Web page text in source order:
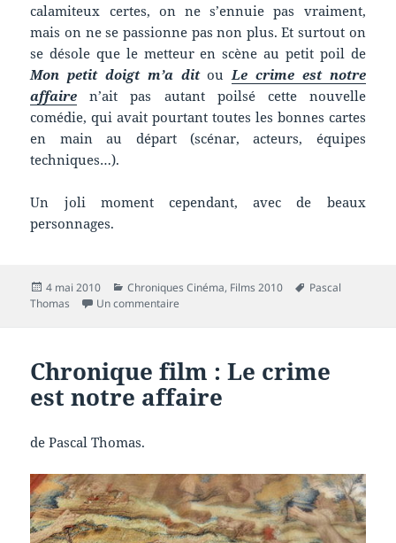
calamiteux certes, on ne s’ennuie pas vraiment,
mais on ne se passionne pas non plus. Et surtout on
se désole que le metteur en scène au petit poil de
Mon petit doigt m’a ditouLe crime est notre
affaire n’ait pas autant poilsé cette nouvelle
comédie, qui avait pourtant toutes les bonnes cartes
en main au départ (scénar, acteurs, équipes
techniques…).
Un joli moment cependant, avec de beaux
personnages.
Publié
le
4 mai 2010 Catégories
Chroniques Cinéma, Films 2010
Mots-
Pascal
Thomas
Un commentaire
Chronique film : Le crime
est notre affaire
de Pascal Thomas.